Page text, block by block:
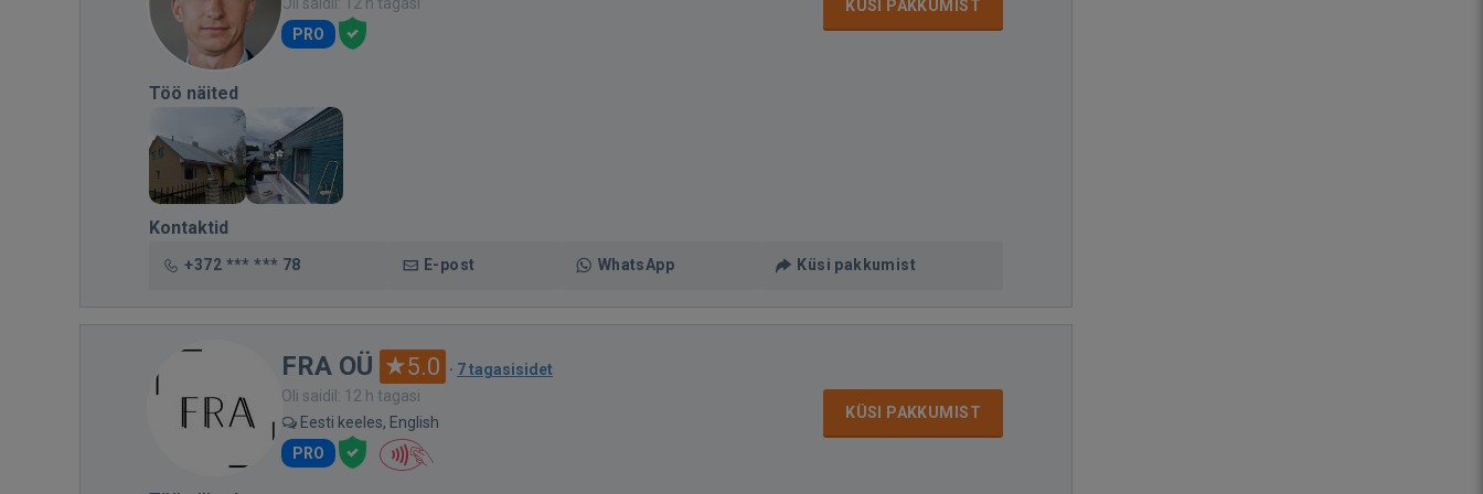
PRO
KÜSI PAKKUMIST
Töö näited
Kontaktid
+372 *** *** 78 E-post WhatsApp Küsi pakkumist
FRA OÜ 5.0 · 7 tagasisidet
Oli saidil: 12 h tagasi
Eesti keeles, English
PRO
KÜSI PAKKUMIST